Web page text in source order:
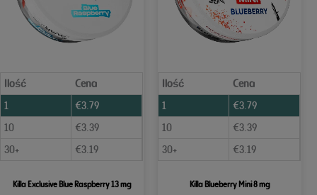
Ilość
Cena
1
€3.79
10
€3.39
30+
€3.19
Killa Exclusive Blue Raspberry 13 mg
Ilość
Cena
1
€3.79
10
€3.39
30+
€3.19
Killa Blueberry Mini 8 mg